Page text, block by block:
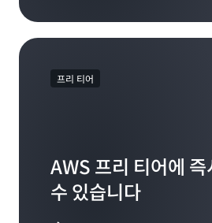
프리 티어
AWS 프리 티어에
수 있습니다